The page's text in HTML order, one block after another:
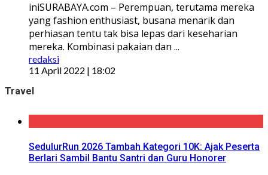
iniSURABAYA.com – Perempuan, terutama mereka
yang fashion enthusiast, busana menarik dan
perhiasan tentu tak bisa lepas dari keseharian
mereka. Kombinasi pakaian dan ...
redaksi
11 April 2022 | 18:02
Travel
SedulurRun 2026 Tambah Kategori 10K: Ajak Peserta
Berlari Sambil Bantu Santri dan Guru Honorer